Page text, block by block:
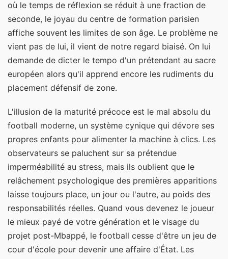
où le temps de réflexion se réduit à une fraction de
seconde, le joyau du centre de formation parisien
affiche souvent les limites de son âge. Le problème ne
vient pas de lui, il vient de notre regard biaisé. On lui
demande de dicter le tempo d'un prétendant au sacre
européen alors qu'il apprend encore les rudiments du
placement défensif de zone.
L'illusion de la maturité précoce est le mal absolu du
football moderne, un système cynique qui dévore ses
propres enfants pour alimenter la machine à clics. Les
observateurs se paluchent sur sa prétendue
imperméabilité au stress, mais ils oublient que le
relâchement psychologique des premières apparitions
laisse toujours place, un jour ou l'autre, au poids des
responsabilités réelles. Quand vous devenez le joueur
le mieux payé de votre génération et le visage du
projet post-Mbappé, le football cesse d'être un jeu de
cour d'école pour devenir une affaire d'État. Les